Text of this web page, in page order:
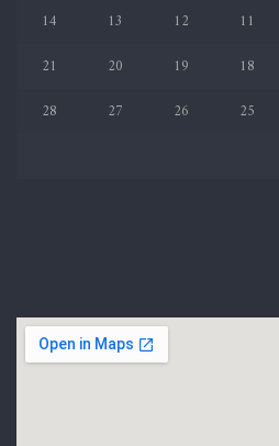
11
12
13
14
18
19
20
21
25
26
27
28